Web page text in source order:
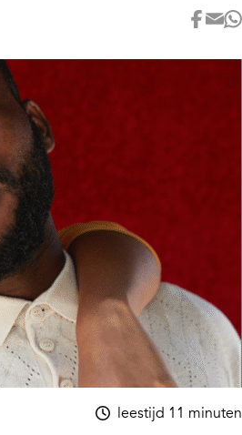
leestijd 11 minuten